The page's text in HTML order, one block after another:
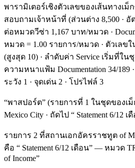
พารามิเตอร์เชิงตัวเลขของเส้นทางเม็
สอบถามเจ้าหน้าที่ (ส่วนต่าง 8,500 · อั
ต่อหมวดวีซ่า 1,167 บาท/หมวด ·
หมวด = 1.00 รายการ/หมวด · ตัวเลข
(สูงสุด 10) · ลำดับค่า Service เริ่มที่ใน
ความหนาแฟ้ม Documentation 34/189
ระวัง 1 · จุดเด่น 2 · โปรไฟล์ 3
“พาสปอร์ต” (รายการที่ 1 ในชุดของเ
Mexico City · ถัดไป “ Statement 6/12 เ
รายการ 2 ที่สถานเอกอัครราชทูต of
คือ “ Statement 6/12 เดือน” — หมวด
of Income”